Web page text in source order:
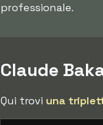
professionale.
Claude
Qui trovi una